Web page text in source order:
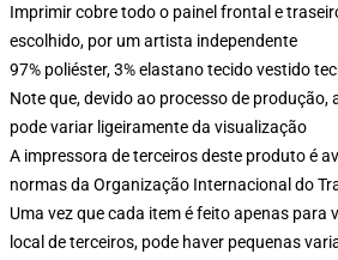
Imprimir cobre todo o painel frontal e
escolhido, por um artista independente
97% poliéster, 3% elastano tecido vestido
Note que, devido ao processo de produção,
pode variar ligeiramente da visualização
A impressora de terceiros deste produto é
normas da Organização Internacional do
Uma vez que cada item é feito apenas para
local de terceiros, pode haver pequenas